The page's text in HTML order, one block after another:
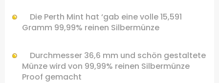
Die Perth Mint hat ‘gab einevolle15,591
Gramm 99,99% reinen Silbermünze
Durchmesser 36,6 mm und schön gestaltete
Münze wird von 99,99% reinen Silbermünze
Proof gemacht